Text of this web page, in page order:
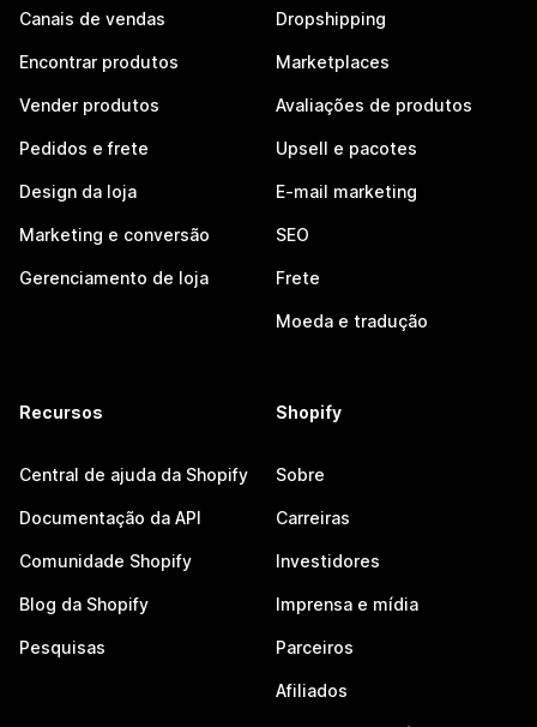
Canais de vendas
Encontrar produtos
Vender produtos
Pedidos e frete
Design da loja
Marketing e conversão
Gerenciamento de loja
Dropshipping
Marketplaces
Avaliações de produtos
Upsell e pacotes
E-mail marketing
SEO
Frete
Moeda e tradução
Recursos
Central de ajuda da Shopify
Documentação da API
Comunidade Shopify
Blog da Shopify
Pesquisas
Shopify
Sobre
Carreiras
Investidores
Imprensa e mídia
Parceiros
Afiliados